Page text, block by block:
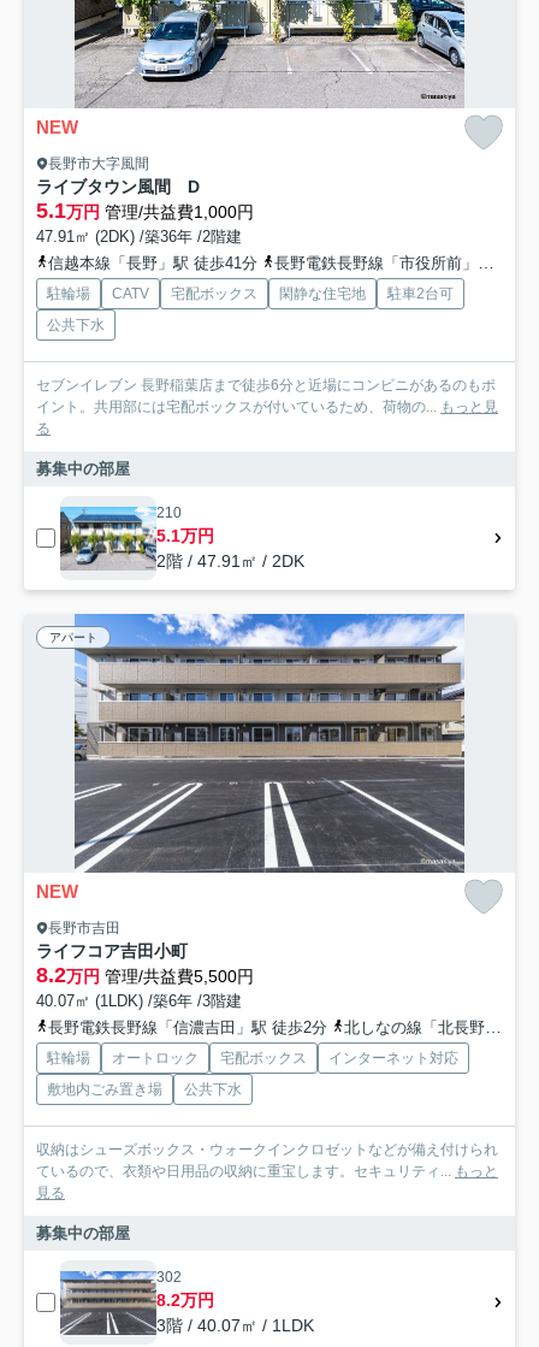
NEW
長野市大字風間
ライブタウン風間 D
5.1万円 管理/共益費1,000円
47.91㎡ (2DK) /築36年 /2階建
信越本線「長野」駅 徒歩41分
長野電鉄長野線「市役所前」駅 徒歩43分
駐輪場 CATV 宅配ボックス 閑静な住宅地
駐車2台可
公共下水
セブンイレブン 長野稲葉店まで徒歩6分と近場にコンビニがあるのもポ
イント。共用部には宅配ボックスが付いているため、荷物の... もっと見
る
募集中の部屋
210
5.1万円
2階 / 47.91㎡ / 2DK
アパート
NEW
長野市吉田
ライフコア吉田小町
8.2万円 管理/共益費5,500円
40.07㎡ (1LDK) /築6年 /3階建
長野電鉄長野線「信濃吉田」駅 徒歩2分
北しなの線「北長野」駅 徒歩6分
駐輪場 オートロック 宅配ボックス
インターネット対応
敷地内ごみ置き場
公共下水
収納はシューズボックス・ウォークインクロゼットなどが備え付けられ
ているので、衣類や日用品の収納に重宝します。セキュリティ... もっと
見る
募集中の部屋
302
8.2万円
3階 / 40.07㎡ / 1LDK